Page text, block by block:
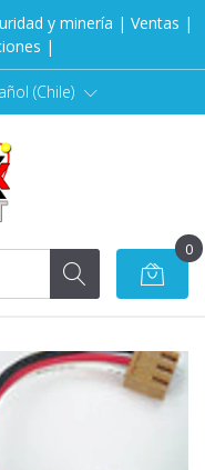
y minería | Ventas |
|
(Chile)
0